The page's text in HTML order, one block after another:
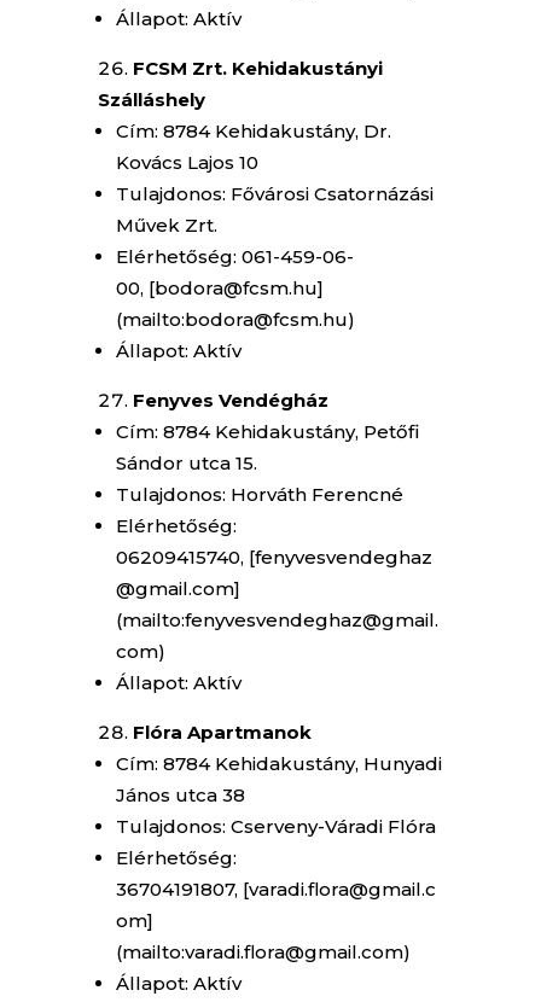
Állapot: Aktív
FCSM Zrt. Kehidakustányi
Szálláshely
Cím: 8784 Kehidakustány, Dr.
Kovács Lajos 10
Tulajdonos: Fővárosi Csatornázási
Művek Zrt.
Elérhetőség: 061-459-06-
00, [bodora@fcsm.hu]
(mailto:bodora@fcsm.hu)
Állapot: Aktív
Fenyves Vendégház
Cím: 8784 Kehidakustány, Petőfi
Sándor utca 15.
Tulajdonos: Horváth Ferencné
Elérhetőség:
06209415740, [fenyvesvendeghaz
@gmail.com]
(mailto:fenyvesvendeghaz@gmail.
com)
Állapot: Aktív
Flóra Apartmanok
Cím: 8784 Kehidakustány, Hunyadi
János utca 38
Tulajdonos: Cserveny-Váradi Flóra
Elérhetőség:
36704191807, [varadi.flora@gmail.c
om]
(mailto:varadi.flora@gmail.com)
Állapot: Aktív